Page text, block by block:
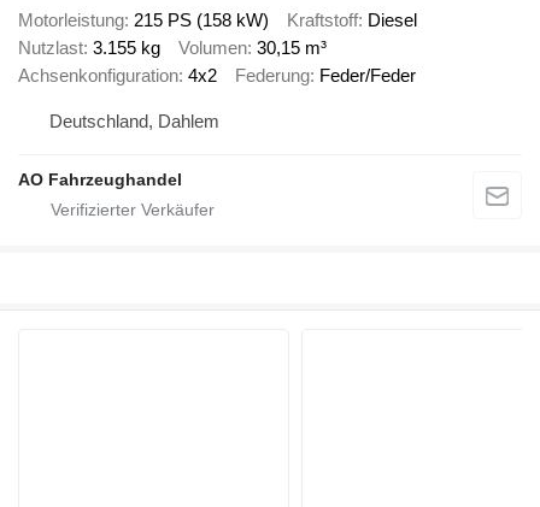
Motorleistung 215 PS (158 kW) Kraftstoff Diesel
Nutzlast 3.155 kg Volumen 30,15 m³
Achsenkonfiguration 4x2 Federung Feder/Feder
Deutschland, Dahlem
AO Fahrzeughandel